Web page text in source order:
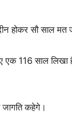
होकर सौ साल मत
एक 116 साल लिखा
जागति कहेगे।